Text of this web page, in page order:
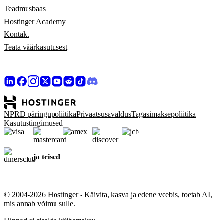
Teadmusbaas
Hostinger Academy
Kontakt
Teata väärkasutusest
NPRD päringupoliitikaPrivaatsusavaldusTagasimaksepoliitika
Kasutustingimused
ja teised
© 2004-2026 Hostinger - Käivita, kasva ja edene veebis, toetab AI,
mis annab võimu sulle.